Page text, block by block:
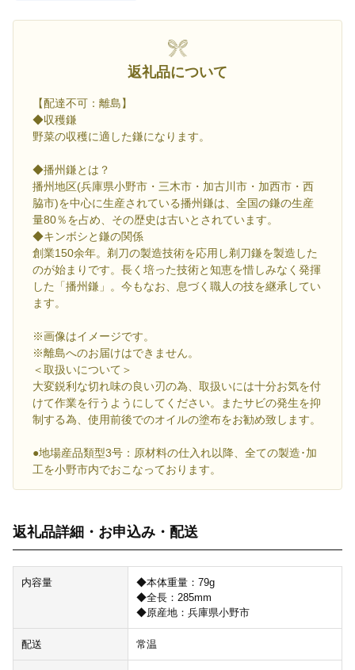
返礼品について
【配達不可：離島】
◆収穫鎌
野菜の収穫に適した鎌になります。
◆播州鎌とは？
播州地区(兵庫県小野市・三木市・加古川市・加西市・西
脇市)を中心に生産されている播州鎌は、全国の鎌の生産
量80％を占め、その歴史は古いとされています。
◆キンボシと鎌の関係
創業150余年。剃刀の製造技術を応用し剃刀鎌を製造した
のが始まりです。長く培った技術と知恵を惜しみなく発揮
した「播州鎌」。今もなお、息づく職人の技を継承してい
ます。
※画像はイメージです。
※離島へのお届けはできません。
＜取扱いについて＞
大変鋭利な切れ味の良い刃の為、取扱いには十分お気を付
けて作業を行うようにしてください。またサビの発生を抑
制する為、使用前後でのオイルの塗布をお勧め致します。
●地場産品類型3号：原材料の仕入れ以降、全ての製造･加
工を小野市内でおこなっております。
返礼品詳細・お申込み・配送
内容量
◆本体重量：79g
◆全長：285mm
◆原産地：兵庫県小野市
配送 常温